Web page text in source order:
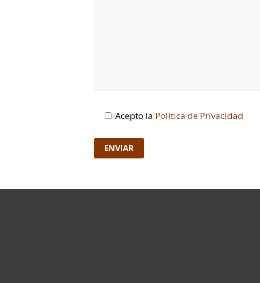
Acepto la Política de Privacidad